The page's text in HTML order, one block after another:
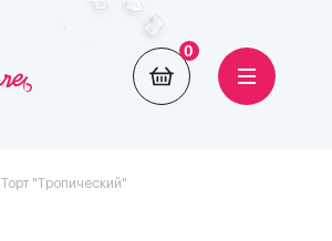
0
Торт "Тропический"